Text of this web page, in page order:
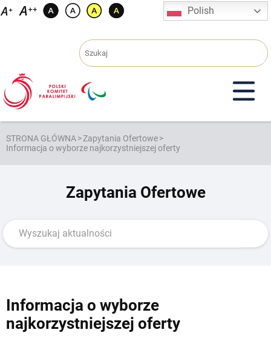
Przejdź
Polish
STRONA GŁÓWNA>Zapytania Ofertowe>
Informacja o wyborze najkorzystniejszej oferty
Zapytania Ofertowe
Informacja o wyborze
najkorzystniejszej oferty